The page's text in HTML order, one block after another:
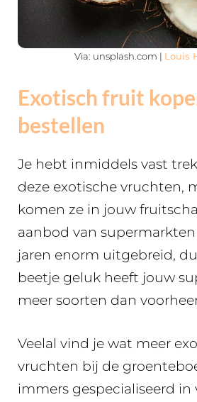
Via: unsplash.com | Louis
Exotisch fruit
bestellen
Je hebt inmiddels vast
deze exotische vruchten,
komen ze in jouw
aanbod van
jaren enorm uitgebreid,
beetje geluk heeft jouw
meer soorten dan
Veelal vind je wat meer
vruchten bij de
immers gespecialiseerd in